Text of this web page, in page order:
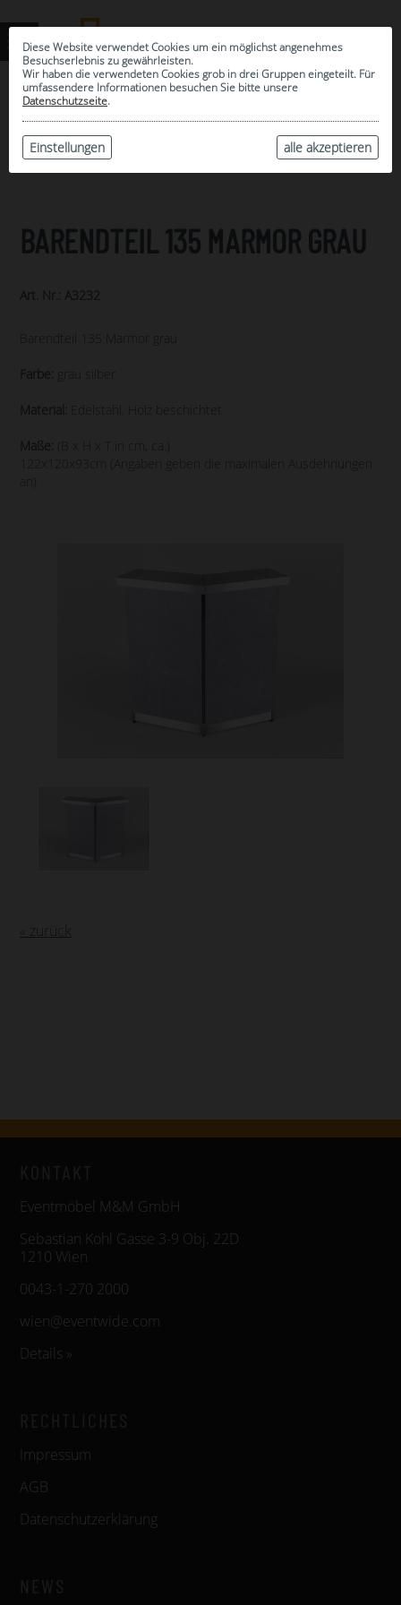
Diese Website verwendet Cookies um ein möglichst angenehmes
Besuchserlebnis zu gewährleisten.
Wir haben die verwendeten Cookies grob in drei Gruppen eingeteilt. Für
umfassendere Informationen besuchen Sie bitte unsere
Datenschutzseite.
alle akzeptieren
Einstellungen
ARCHIV
BARENDTEIL 135 MARMOR GRAU
Art. Nr.: A3232
Barendteil 135 Marmor grau
Farbe: grau silber
Material: Edelstahl, Holz beschichtet
Maße:
(B x H x T in cm, ca.)
122x120x93cm (Angaben geben die maximalen Ausdehnungen
an)
« zurück
Eventmöbel M&M GmbH
Sebastian Kohl Gasse 3-9 Obj. 22D
1210 Wien
0043-1-270 2000
wien@eventwide.com
Details »
Impressum
AGB
Datenschutzerklärung